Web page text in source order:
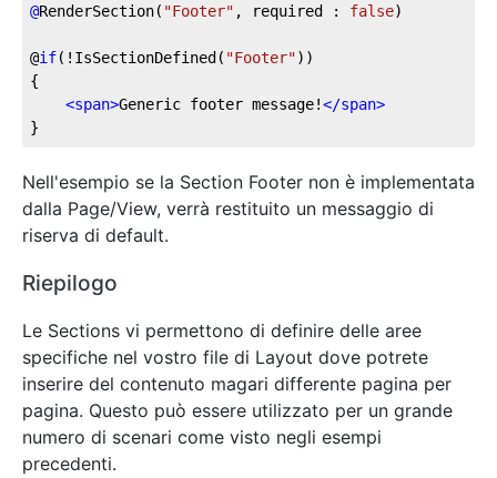
@RenderSection( "Footer" , required : false)
@if(!IsSectionDefined( "Footer"))
{
<span>Generic footer message!</span>
}
Nell'esempio se la Section Footer non è implementata
dalla Page/View, verrà restituito un messaggio di
riserva di default.
Riepilogo
Le Sections vi permettono di definire delle aree
specifiche nel vostro file di Layout dove potrete
inserire del contenuto magari differente pagina per
pagina. Questo può essere utilizzato per un grande
numero di scenari come visto negli esempi
precedenti.